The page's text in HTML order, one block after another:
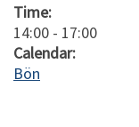
Time:
14:00 - 17:00
Calendar:
Bön